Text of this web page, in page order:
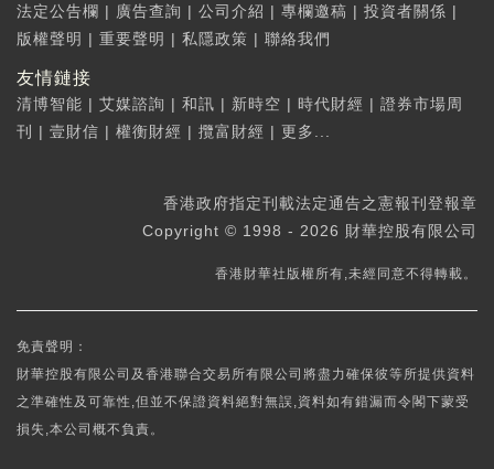
法定公告欄 | 廣告查詢 | 公司介紹 | 專欄邀稿 | 投資者關係 |
版權聲明 | 重要聲明 | 私隱政策 | 聯絡我們
友情鏈接
清博智能 | 艾媒諮詢 | 和訊 | 新時空 | 時代財經 | 證券市場周
刊
| 壹財信 | 權衡財經 | 攬富財經 | 更多...
香港政府指定刊載法定通告之憲報刊登報章
Copyright © 1998 - 2026 財華控股有限公司
香港財華社版權所有,未經同意不得轉載。
免責聲明：
財華控股有限公司及香港聯合交易所有限公司將盡力確保彼等所提供資料
之準確性及可靠性,但並不保證資料絕對無誤,資料如有錯漏而令閣下蒙受
損失,本公司概不負責。